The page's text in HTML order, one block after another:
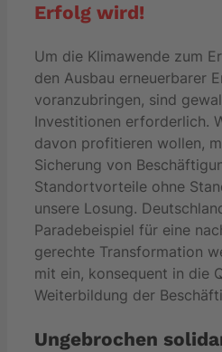
Erfolg wird!
Um die Klimawende zum
den Ausbau erneuerbarer
voranzubringen, sind
Investitionen erforderlich.
davon profitieren wollen,
Sicherung von
Standortvorteile ohne
unsere Losung.
Paradebeispiel für eine
gerechte Transformation
mit ein, konsequent in die
Weiterbildung der
Ungebrochen